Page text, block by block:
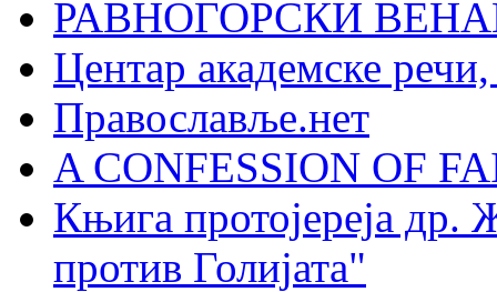
РАВНОГОРСКИ
Центар академске
Православље.нет
A CONFESSION OF
Књига протојереја др.
против Голијата"